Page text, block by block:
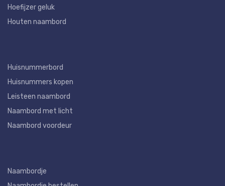
Hoefijzer geluk
Houten naambord
Huisnummerbord
Huisnummers kopen
Leisteen naambord
Naambord met licht
Naambord voordeur
Naambordje